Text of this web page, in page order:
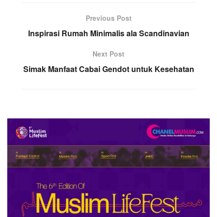
Previous Post
Inspirasi Rumah Minimalis ala Scandinavian
Next Post
Simak Manfaat Cabai Gendot untuk Kesehatan